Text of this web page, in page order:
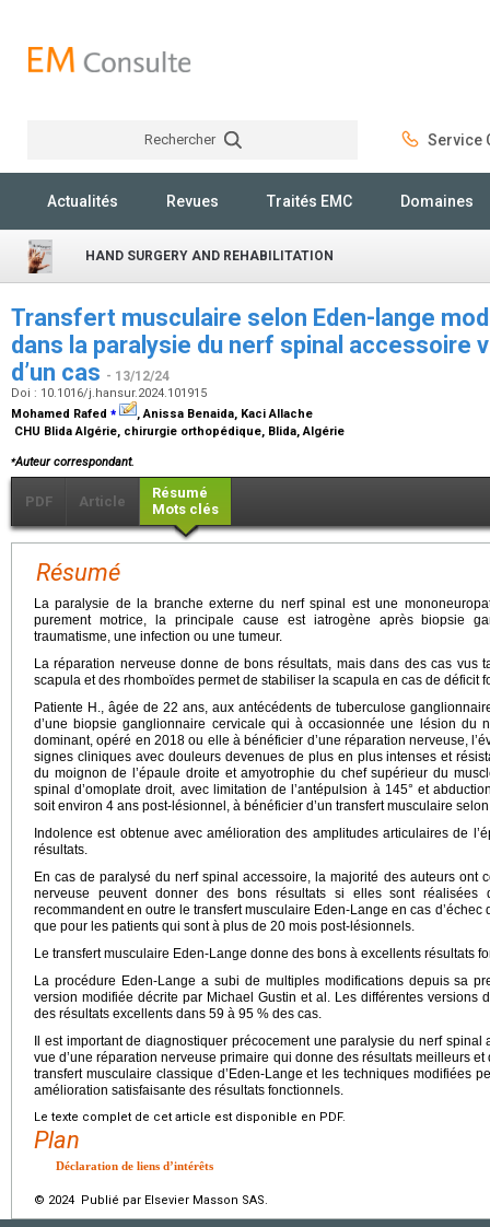
Rechercher Service
Actualités Revues Traités EMC Domaines
HAND SURGERY AND REHABILITATION
Transfert musculaire selon Eden-lange
dans la paralysie du nerf spinal accessoire
d’un cas - 13/12/24
Doi : 10.1016/j.hansur.2024.101915
Mohamed Rafed ⁎
, Anissa Benaida, Kaci Allache
CHU Blida Algérie, chirurgie orthopédique, Blida, Algérie
⁎Auteur correspondant.
PDF Article
Résumé
Mots clés
Résumé
La paralysie de la branche externe du nerf spinal est une
purement motrice, la principale cause est iatrogène après biopsie
traumatisme, une infection ou une tumeur.
La réparation nerveuse donne de bons résultats, mais dans des cas vus
scapula et des rhomboïdes permet de stabiliser la scapula en cas de déficit
Patiente H., âgée de 22 ans, aux antécédents de tuberculose
d’une biopsie ganglionnaire cervicale qui à occasionnée une lésion du
dominant, opéré en 2018 ou elle à bénéficier d’une réparation nerveuse,
signes cliniques avec douleurs devenues de plus en plus intenses et
du moignon de l’épaule droite et amyotrophie du chef supérieur du
spinal d’omoplate droit, avec limitation de l’antépulsion à 145° et
soit environ 4 ans post-lésionnel, à bénéficier d’un transfert musculaire
Indolence est obtenue avec amélioration des amplitudes articulaires de
résultats.
En cas de paralysé du nerf spinal accessoire, la majorité des auteurs ont
nerveuse peuvent donner des bons résultats si elles sont réalisées
recommandent en outre le transfert musculaire Eden-Lange en cas
que pour les patients qui sont à plus de 20 mois post-lésionnels.
Le transfert musculaire Eden-Lange donne des bons à excellents résultats
La procédure Eden-Lange a subi de multiples modifications depuis sa
version modifiée décrite par Michael Gustin et al. Les différentes versions
des résultats excellents dans 59 à 95 % des cas.
Il est important de diagnostiquer précocement une paralysie du nerf
vue d’une réparation nerveuse primaire qui donne des résultats meilleurs
transfert musculaire classique d’Eden-Lange et les techniques modifiées
amélioration satisfaisante des résultats fonctionnels.
Le texte complet de cet article est disponible en PDF.
Plan
Déclaration de liens d’intérêts
© 2024 Publié par Elsevier Masson SAS.